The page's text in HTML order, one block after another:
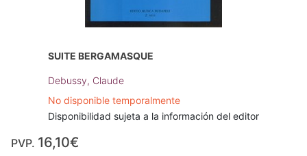
SUITE BERGAMASQUE
Debussy, Claude
No disponible temporalmente
Disponibilidad sujeta a la información del editor
PVP. 16,10€